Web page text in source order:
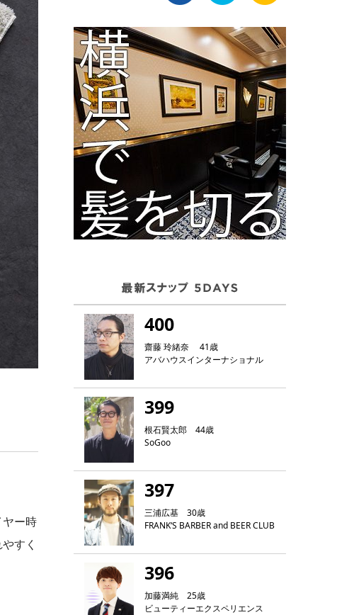
ー時
すく
400
齋藤 玲緒奈 41歳
アバハウスインターナショナル
399
根石賢太郎 44歳
SoGoo
397
三浦広基 30歳
FRANK‘S BARBER and BEER CLUB
396
加藤満純 25歳
ビューティーエクスペリエンス